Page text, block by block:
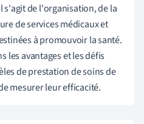
s'agit de l'organisation, de la
de services médicaux et
à promouvoir la santé.
les avantages et les défis
de prestation de soins de
mesurer leur efficacité.